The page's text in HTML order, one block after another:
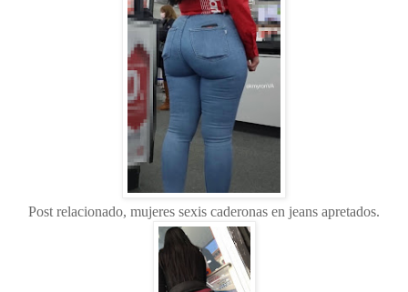
Post relacionado, mujeres sexis caderonas en jeans apretados.